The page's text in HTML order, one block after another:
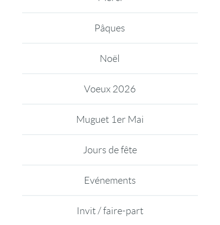
Pâques
Noël
Voeux 2026
Muguet 1er Mai
Jours de fête
Evénements
Invit / faire-part